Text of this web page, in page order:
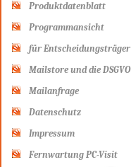
Produktdatenblatt
Programmansicht
für Entscheidungsträger
Mailstore und die DSGVO
Mailanfrage
Datenschutz
Impressum
Fernwartung PC-Visit